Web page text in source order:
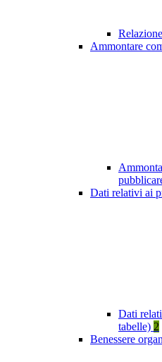
Ammontare
Dati relativi ai
Dati
tabelle) 2
Benessere